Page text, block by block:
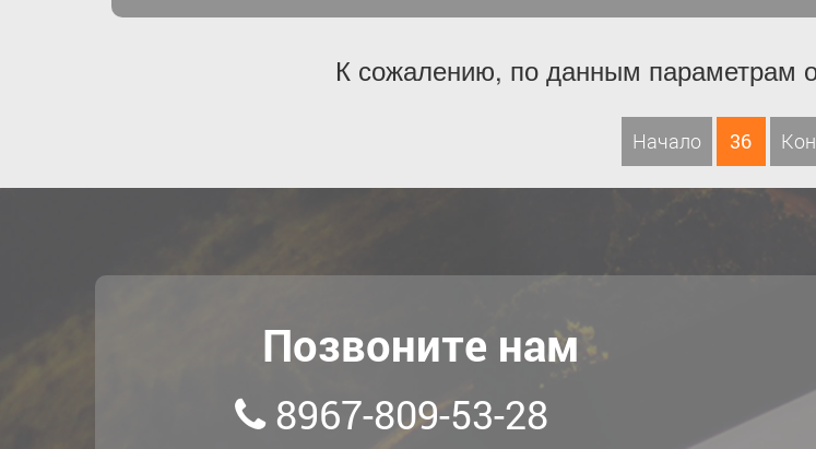
К сожалению, по данным параметрам
Начало 36
Позвоните нам
8967-809-53-28